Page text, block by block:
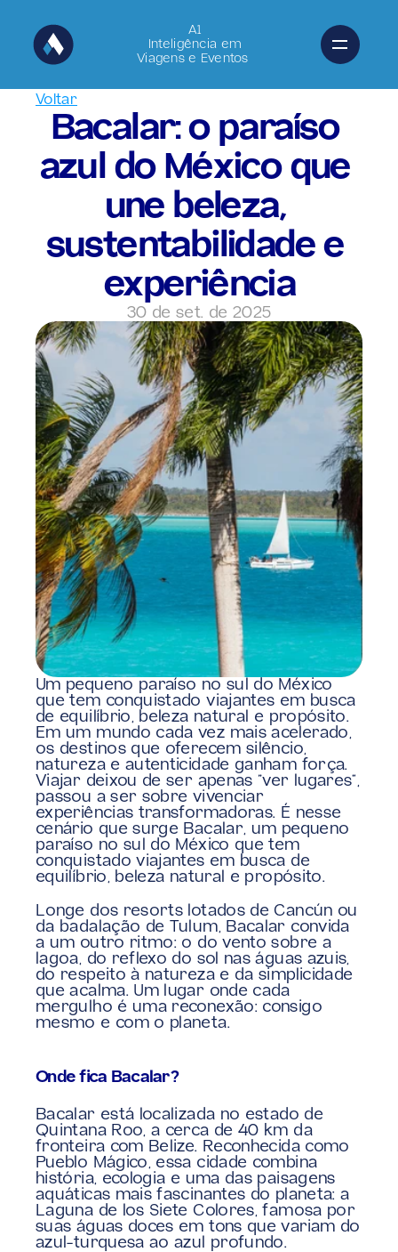
A1
Inteligência em
Viagens e Eventos
Voltar
Bacalar: o paraíso
azul do México que
une beleza,
sustentabilidade e
experiência
30 de set. de 2025
Um pequeno paraíso no sul do México
que tem conquistado viajantes em busca
de equilíbrio, beleza natural e propósito.
Em um mundo cada vez mais acelerado,
os destinos que oferecem silêncio,
natureza e autenticidade ganham força.
Viajar deixou de ser apenas “ver lugares”,
passou a ser sobre vivenciar
experiências transformadoras. É nesse
cenário que surge Bacalar, um pequeno
paraíso no sul do México que tem
conquistado viajantes em busca de
equilíbrio, beleza natural e propósito.
Longe dos resorts lotados de Cancún ou
da badalação de Tulum, Bacalar convida
a um outro ritmo: o do vento sobre a
lagoa, do reflexo do sol nas águas azuis,
do respeito à natureza e da simplicidade
que acalma. Um lugar onde cada
mergulho é uma reconexão: consigo
mesmo e com o planeta.
Onde fica Bacalar?
Bacalar está localizada no estado de
Quintana Roo, a cerca de 40 km da
fronteira com Belize. Reconhecida como
Pueblo Mágico, essa cidade combina
história, ecologia e uma das paisagens
aquáticas mais fascinantes do planeta: a
Laguna de los Siete Colores, famosa por
suas águas doces em tons que variam do
azul-turquesa ao azul profundo.